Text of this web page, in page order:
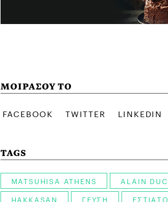
ΜΟΙΡΑΣΟΥ ΤΟ
TAGS
MATSUHISA ATHENS ALAIN
HAKKASAN
ΓΕΥΣΗ